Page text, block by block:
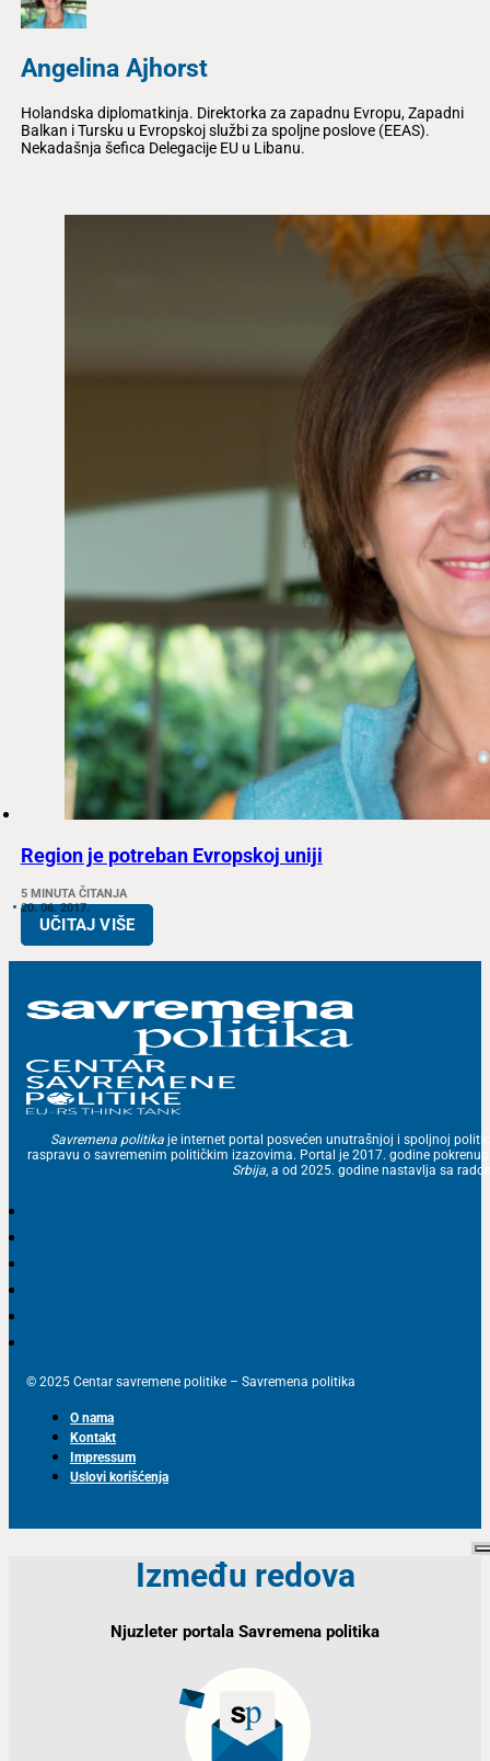
Angelina Ajhorst
Holandska diplomatkinja. Direktorka za zapadnu Evropu, Zapadni
Balkan i Tursku u Evropskoj službi za spoljne poslove (EEAS).
Nekadašnja šefica Delegacije EU u Libanu.
Region je potreban Evropskoj uniji
5 MINUTA ČITANJA
20. 06. 2017.
UČITAJ VIŠE
Savremena politika je internet portal posvećen unutrašnjoj i spoljnoj
raspravu o savremenim političkim izazovima. Portal je 2017. godine
Srbija, a od 2025. godine nastavlja sa
© 2025 Centar savremene politike – Savremena politika
O nama
Kontakt
Impressum
Uslovi korišćenja
Između redova
Njuzleter portala Savremena politika